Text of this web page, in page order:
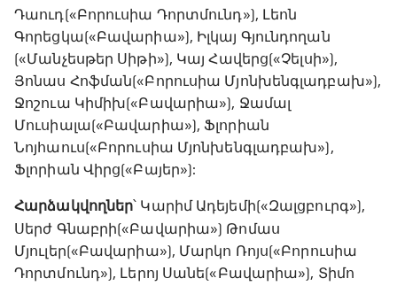
Դաուդ(«Բորուսիա Դորտմունդ»), Լեոն
Գորեցկա(«Բավարիա»), Իլկայ Գյունդողան
(«Մանչեսթեր Սիթի»), Կայ Հավերց(«Չելսի»),
Յոնաս Հոֆման(«Բորուսիա Մյոնխենգլադբախ»),
Ջոշուա Կիմիխ(«Բավարիա»), Ջամալ
Մուսիալա(«Բավարիա»), Ֆլորիան
Նոյհաուս(«Բորուսիա Մյոնխենգլադբախ»),
Ֆլորիան Վիրց(«Բայեր»):
Հարձակվողներ՝ Կարիմ Ադեյեմի(«Զալցբուրգ»),
Սերժ Գնաբրի(«Բավարիա») Թոմաս
Մյուլեր(«Բավարիա»), Մարկո Ռոյս(«Բորուսիա
Դորտմունդ»), Լերոյ Սանե(«Բավարիա»), Տիմո